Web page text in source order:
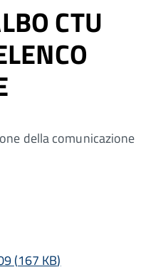
CTU
della comunicazione
(167 KB)